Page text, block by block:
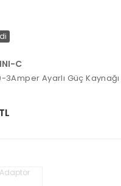
C
3Amper Ayarlı Güç Kaynağı